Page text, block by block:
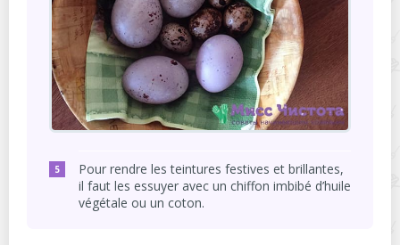
Pour rendre les teintures festives et brillantes,
il faut les essuyer avec un chiffon imbibé d’huile
végétale ou un coton.